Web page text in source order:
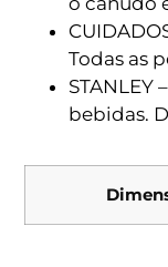
Todas as
bebidas.